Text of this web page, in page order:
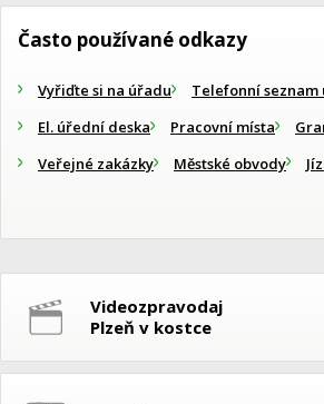
Často používané odkazy
Vyřiďte si na úřadu
Telefonní seznam
El. úřední deska
Pracovní místa
Veřejné zakázky
Městské obvody
Videozpravodaj
Plzeň v kostce